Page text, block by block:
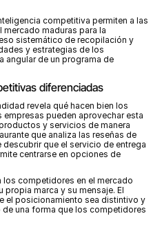
competitiva permiten a las
maduras para la
sistemático de recopilación y
y estrategias de los
angular de un programa de
diferenciadas
revela qué hacen bien los
pueden aprovechar esta
y servicios de manera
que analiza las reseñas de
que el servicio de entrega
centrarse en opciones de
competidores en el mercado
propia marca y su mensaje. El
el posicionamiento sea distintivo y
una forma que los competidores